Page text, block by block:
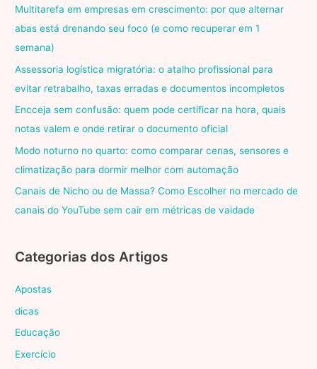
Multitarefa em empresas em crescimento: por que alternar
abas está drenando seu foco (e como recuperar em 1
semana)
Assessoria logística migratória: o atalho profissional para
evitar retrabalho, taxas erradas e documentos incompletos
Encceja sem confusão: quem pode certificar na hora, quais
notas valem e onde retirar o documento oficial
Modo noturno no quarto: como comparar cenas, sensores e
climatização para dormir melhor com automação
Canais de Nicho ou de Massa? Como Escolher no mercado de
canais do YouTube sem cair em métricas de vaidade
Categorias dos Artigos
Apostas
dicas
Educação
Exercício